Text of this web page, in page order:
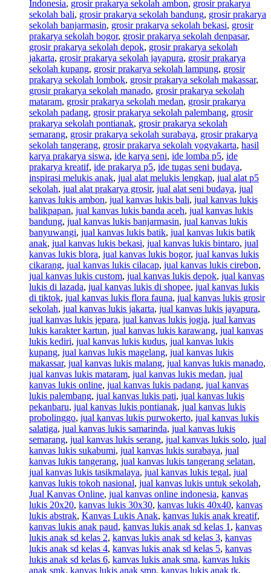
Indonesia, grosir prakarya sekolah ambon, grosir prakarya
sekolah bali, grosir prakarya sekolah bandung, grosir prakarya
sekolah banjarmasin, grosir prakarya sekolah bekasi, grosir
prakarya sekolah bogor, grosir prakarya sekolah denpasar,
grosir prakarya sekolah depok, grosir prakarya sekolah
jakarta, grosir prakarya sekolah jayapura, grosir prakarya
sekolah kupang, grosir prakarya sekolah lampung, grosir
prakarya sekolah lombok, grosir prakarya sekolah makassar,
grosir prakarya sekolah manado, grosir prakarya sekolah
mataram, grosir prakarya sekolah medan, grosir prakarya
sekolah padang, grosir prakarya sekolah palembang, grosir
prakarya sekolah pontianak, grosir prakarya sekolah
semarang, grosir prakarya sekolah surabaya, grosir prakarya
sekolah tangerang, grosir prakarya sekolah yogyakarta, hasil
karya prakarya siswa, ide karya seni, ide lomba p5, ide
prakarya kreatif, ide prakarya p5, ide tugas seni budaya,
inspirasi melukis anak, jual alat melukis lengkap, jual alat p5
sekolah, jual alat prakarya grosir, jual alat seni budaya, jual
kanvas lukis ambon, jual kanvas lukis bali, jual kanvas lukis
balikpapan, jual kanvas lukis banda aceh, jual kanvas lukis
bandung, jual kanvas lukis banjarmasin, jual kanvas lukis
banyuwangi, jual kanvas lukis batik, jual kanvas lukis batik
anak, jual kanvas lukis bekasi, jual kanvas lukis bintaro, jual
kanvas lukis blora, jual kanvas lukis bogor, jual kanvas lukis
cikarang, jual kanvas lukis cilacap, jual kanvas lukis cirebon,
jual kanvas lukis custom, jual kanvas lukis depok, jual kanvas
lukis di lazada, jual kanvas lukis di shopee, jual kanvas lukis
di tiktok, jual kanvas lukis flora fauna, jual kanvas lukis grosir
sekolah, jual kanvas lukis jakarta, jual kanvas lukis jayapura,
jual kanvas lukis jepara, jual kanvas lukis jogja, jual kanvas
lukis karakter kartun, jual kanvas lukis karawang, jual kanvas
lukis kediri, jual kanvas lukis kudus, jual kanvas lukis
kupang, jual kanvas lukis magelang, jual kanvas lukis
makassar, jual kanvas lukis malang, jual kanvas lukis manado,
jual kanvas lukis mataram, jual kanvas lukis medan, jual
kanvas lukis online, jual kanvas lukis padang, jual kanvas
lukis palembang, jual kanvas lukis pati, jual kanvas lukis
pekanbaru, jual kanvas lukis pontianak, jual kanvas lukis
probolinggo, jual kanvas lukis purwokerto, jual kanvas lukis
salatiga, jual kanvas lukis samarinda, jual kanvas lukis
semarang, jual kanvas lukis serang, jual kanvas lukis solo, jual
kanvas lukis sukabumi, jual kanvas lukis surabaya, jual
kanvas lukis tangerang, jual kanvas lukis tangerang selatan,
jual kanvas lukis tasikmalaya, jual kanvas lukis tegal, jual
kanvas lukis tokoh nasional, jual kanvas lukis untuk sekolah,
Jual Kanvas Online, jual kanvas online indonesia, kanvas
lukis 20x20, kanvas lukis 30x30, kanvas lukis 40x40, kanvas
lukis abstrak, Kanvas Lukis Anak, kanvas lukis anak kreatif,
kanvas lukis anak paud, kanvas lukis anak sd kelas 1 , kanvas
lukis anak sd kelas 2, kanvas lukis anak sd kelas 3, kanvas
lukis anak sd kelas 4, kanvas lukis anak sd kelas 5, kanvas
lukis anak sd kelas 6, kanvas lukis anak sma, kanvas lukis
anak smk, kanvas lukis anak smp, kanvas lukis anak tk,